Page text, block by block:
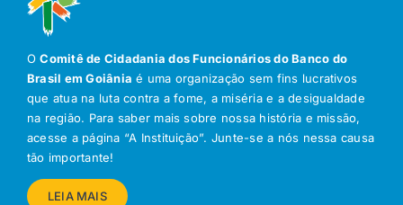
OComitê de Cidadania dos Funcionários do Banco do
Brasil em Goiânia é uma organização sem fins lucrativos
que atua na luta contra a fome, a miséria e a desigualdade
na região. Para saber mais sobre nossa história e missão,
acesse a página “A Instituição”. Junte-se a nós nessa causa
tão importante!
LEIA MAIS